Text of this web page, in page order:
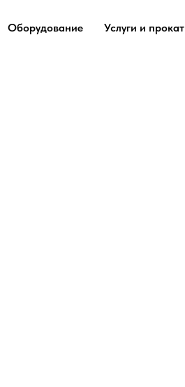
Оборудование Услуги и прокат